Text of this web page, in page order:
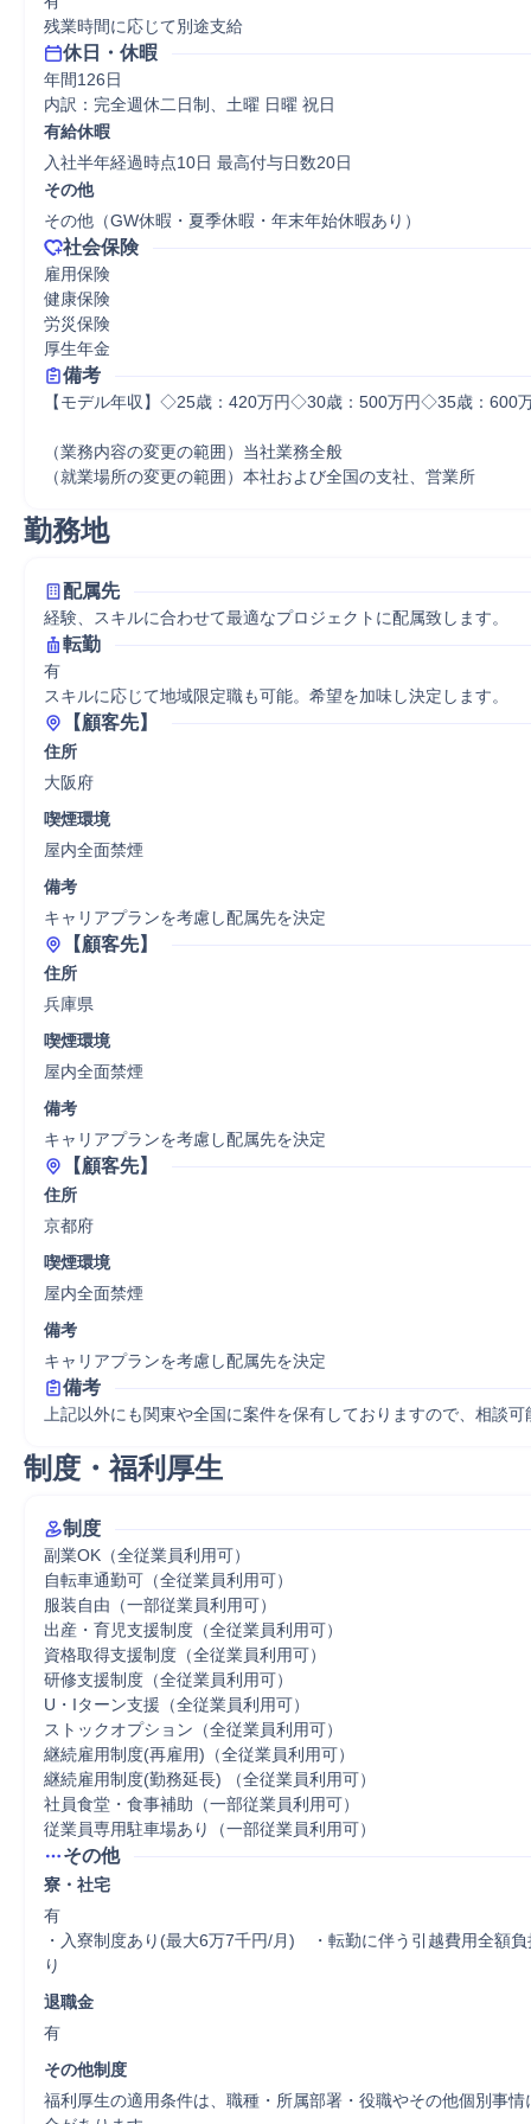
残業時間に応じて別途支給
休日・休暇
年間126日
内訳：完全週休二日制、土曜 日曜 祝日
有給休暇
入社半年経過時点10日 最高付与日数20日
その他
その他（GW休暇・夏季休暇・年末年始休暇あり）
社会保険
雇用保険
健康保険
労災保険
厚生年金
備考
【モデル年収】◇25歳：420万円◇30歳：500万円◇35歳：600
（業務内容の変更の範囲）当社業務全般
（就業場所の変更の範囲）本社および全国の支社、営業所
勤務地
配属先
経験、スキルに合わせて最適なプロジェクトに配属致します。
転勤
有
スキルに応じて地域限定職も可能。希望を加味し決定します。
【顧客先】
住所
大阪府
喫煙環境
屋内全面禁煙
備考
キャリアプランを考慮し配属先を決定
【顧客先】
住所
兵庫県
喫煙環境
屋内全面禁煙
備考
キャリアプランを考慮し配属先を決定
【顧客先】
住所
京都府
喫煙環境
屋内全面禁煙
備考
キャリアプランを考慮し配属先を決定
備考
上記以外にも関東や全国に案件を保有しておりますので、相談可
制度・福利厚生
制度
副業OK（全従業員利用可）
自転車通勤可（全従業員利用可）
服装自由（一部従業員利用可）
出産・育児支援制度（全従業員利用可）
資格取得支援制度（全従業員利用可）
研修支援制度（全従業員利用可）
U・Iターン支援（全従業員利用可）
ストックオプション（全従業員利用可）
継続雇用制度(再雇用)（全従業員利用可）
継続雇用制度(勤務延長) （全従業員利用可）
社員食堂・食事補助（一部従業員利用可）
従業員専用駐車場あり（一部従業員利用可）
その他
寮・社宅
有
・入寮制度あり(最大6万7千円/月)　・転勤に伴う引越費用全額
り
退職金
有
その他制度
福利厚生の適用条件は、職種・所属部署・役職やその他個別事情